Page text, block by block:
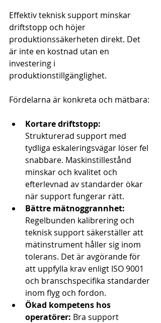
Effektiv teknisk support minskar
driftstopp och höjer
produktionssäkerheten direkt. Det
är inte en kostnad utan en
investering i
produktionstillgänglighet.
Fördelarna är konkreta och mätbara:
Kortare driftstopp:
Strukturerad support med
tydliga eskaleringsvägar löser fel
snabbare. Maskinstillestånd
minskar och kvalitet och
efterlevnad av standarder ökar
när support fungerar rätt.
Bättre mätnoggrannhet:
Regelbunden kalibrering och
teknisk support säkerställer att
mätinstrument håller sig inom
tolerans. Det är avgörande för
att uppfylla krav enligt ISO 9001
och branschspecifika standarder
inom flyg och fordon.
Ökad kompetens hos
operatörer: Bra support